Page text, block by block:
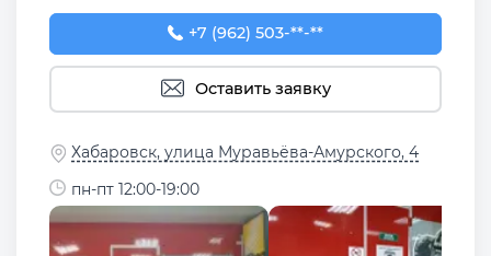
+7 (962) 503-97-39
+7 (962) 503-**-**
Оставить заявку
Хабаровск, улица Муравьёва-Амурского, 4
пн-пт 12:00-19:00